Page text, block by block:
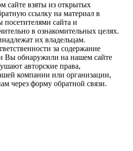
сайте взяты из открытых
ссылку на материал в
сайта и
в ознакомительных целях.
их владельцам.
за содержание
Вы обнаружили на нашем сайте
авторские права,
компании или организации,
через форму обратной связи.